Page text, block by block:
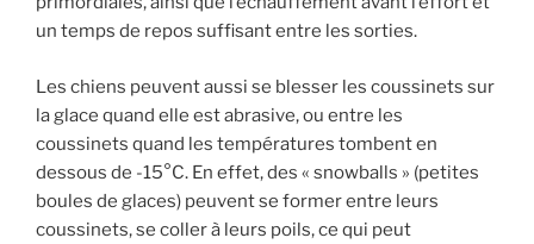
un temps de repos suffisant entre les sorties.
Les chiens peuvent aussi se blesser les coussinets sur
la glace quand elle est abrasive, ou entre les
coussinets quand les températures tombent en
dessous de -15°C. En effet, des « snowballs » (petites
boules de glaces) peuvent se former entre leurs
coussinets, se coller à leurs poils, ce qui peut